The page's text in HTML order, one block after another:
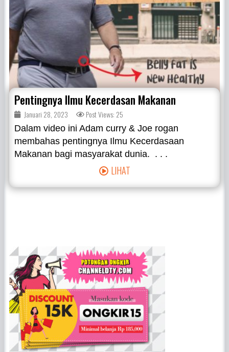
Pentingnya Ilmu Kecerdasan Makanan
Januari 28, 2023 Post Views: 25
Dalam video ini Adam curry & Joe rogan
membahas pentingnya Ilmu Kecerdasaan
Makanan bagi masyarakat dunia. . . .
LIHAT